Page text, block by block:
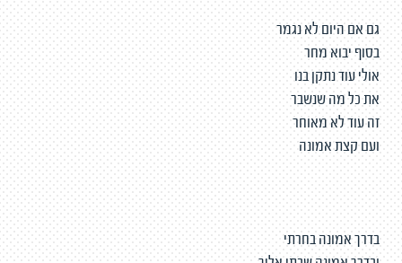
גם אם היום לא נגמר
בסוף יבוא מחר
אולי עוד נתקן בנו
את כל מה שנשבר
זה עוד לא מאוחר
ועם קצת אמונה
בדרך אמונה בחרתי